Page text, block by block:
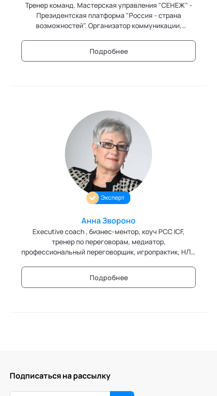
Тренер команд. Мастерская управления "СЕНЕЖ" -
Президентская платформа "Россия - страна
возможностей". Организатор коммуникации,
консультант, проведение стратегических сессий,
психоаналитического коучинга и бизнес-
консультирования (АПКБК).
Подробнее
Эксперт
Анна Звороно
Executive coach , бизнес-ментор, коуч PCC ICF,
тренер по переговорам, медиатор,
профессиональный переговорщик, игропрактик, НЛП
Подробнее
Подписаться на рассылку